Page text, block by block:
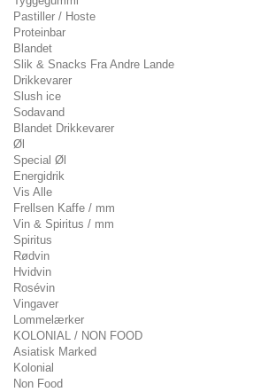
Pastiller / Hoste
Proteinbar
Blandet
Slik & Snacks Fra Andre Lande
Drikkevarer
Slush ice
Sodavand
Blandet Drikkevarer
Øl
Special Øl
Energidrik
Vis Alle
Frellsen Kaffe / mm
Vin & Spiritus / mm
Spiritus
Rødvin
Hvidvin
Rosévin
Vingaver
Lommelærker
KOLONIAL / NON FOOD
Asiatisk Marked
Kolonial
Non Food